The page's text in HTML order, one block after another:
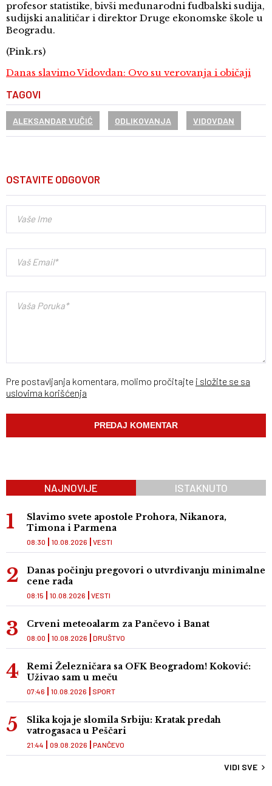
profesor statistike, bivši međunarodni fudbalski sudija,
sudijski analitičar i direktor Druge ekonomske škole u
Beogradu.
(Pink.rs)
Danas slavimo Vidovdan: Ovo su verovanja i običaji
TAGOVI
ALEKSANDAR VUČIĆ ODLIKOVANJA VIDOVDAN
OSTAVITE ODGOVOR
Pre postavljanja komentara, molimo pročitajte i složite se sa
uslovima korišćenja
NAJNOVIJE ISTAKNUTO
Slavimo svete apostole Prohora, Nikanora,
Timona i Parmena
VESTI
08:30 10.08.2026
Danas počinju pregovori o utvrđivanju minimalne
cene rada
VESTI
08:15 10.08.2026
Crveni meteoalarm za Pančevo i Banat
DRUŠTVO
08:00 10.08.2026
Remi Železničara sa OFK Beogradom! Koković:
Uživao sam u meču
SPORT
07:46 10.08.2026
Slika koja je slomila Srbiju: Kratak predah
vatrogasaca u Peščari
PANČEVO
21:44 09.08.2026
VIDI SVE